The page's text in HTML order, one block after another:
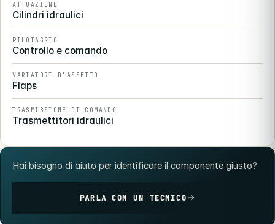
ATTUAZIONE
Cilindri idraulici
PILOTAGGIO
Controllo e comando
VARIATORI D'ASSETTO
Flaps
TRASMISSIONE DI COMANDO
Trasmettitori idraulici
Hai bisogno di aiuto per identificare il componente giusto?
PARLA CON UN TECNICO